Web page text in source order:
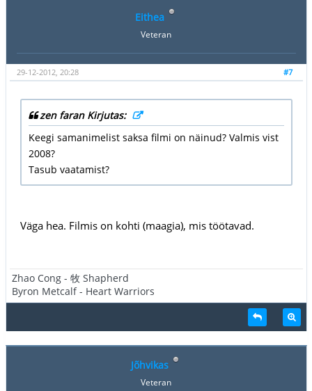
Eithea
Veteran
#7
29-12-2012, 20:28
zen faran Kirjutas:
Keegi samanimelist saksa filmi on näinud? Valmis vist
2008?
Tasub vaatamist?
Väga hea. Filmis on kohti (maagia), mis töötavad.
Zhao Cong - 牧 Shapherd
Byron Metcalf - Heart Warriors
Jõhvikas
Veteran